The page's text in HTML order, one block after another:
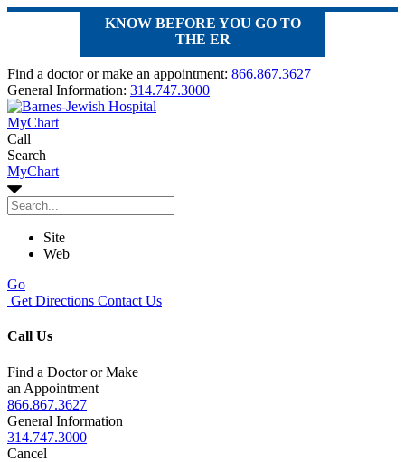
KNOW BEFORE YOU GO TO
THE ER
Find a doctor or make an appointment: 866.867.3627
General Information: 314.747.3000
MyChart
Call
Search
MyChart
Site
Web
Go
Get Directions Contact Us
Call Us
Find a Doctor or Make
an Appointment
866.867.3627
General Information
314.747.3000
Cancel